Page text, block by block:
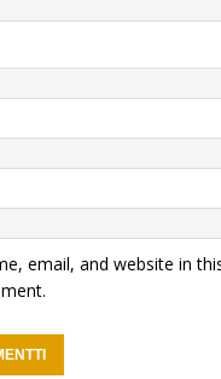
email, and website in